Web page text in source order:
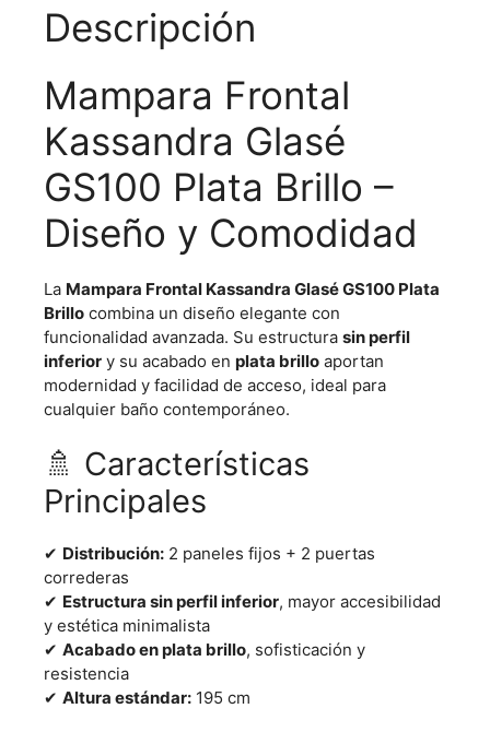
Descripción
Mampara Frontal
Kassandra Glasé
GS100 Plata Brillo –
Diseño y Comodidad
La Mampara Frontal Kassandra Glasé GS100 Plata
Brillo combina un diseño elegante con
funcionalidad avanzada. Su estructura sin perfil
inferior y su acabado en plata brillo aportan
modernidad y facilidad de acceso, ideal para
cualquier baño contemporáneo.
🚿 Características
Principales
✔ Distribución: 2 paneles fijos + 2 puertas
correderas
✔ Estructura sin perfil inferior, mayor accesibilidad
y estética minimalista
✔ Acabado en plata brillo, sofisticación y
resistencia
✔ Altura estándar: 195 cm